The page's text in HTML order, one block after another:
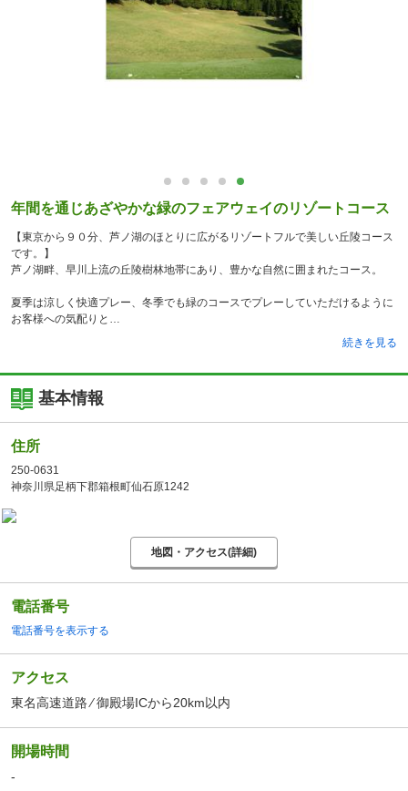
年間を通じあざやかな緑のフェアウェイのリゾートコース
【東京から９０分、芦ノ湖のほとりに広がるリゾートフルで美しい丘陵コース
です。】
芦ノ湖畔、早川上流の丘陵樹林地帯にあり、豊かな自然に囲まれたコース。
夏季は涼しく快適プレー、冬季でも緑のコースでプレーしていただけるように
お客様への気配りと
続きを見る
基本情報
住所
250-0631
神奈川県足柄下郡箱根町仙石原1242
地図・アクセス(詳細)
電話番号
電話番号を表示する
アクセス
東名高速道路 ⁄ 御殿場ICから20km以内
開場時間
-